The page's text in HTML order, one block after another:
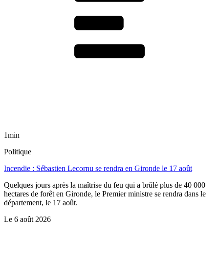
1min
Politique
Incendie : Sébastien Lecornu se rendra en Gironde le 17 août
Quelques jours après la maîtrise du feu qui a brûlé plus de 40 000
hectares de forêt en Gironde, le Premier ministre se rendra dans le
département, le 17 août.
Le 6 août 2026